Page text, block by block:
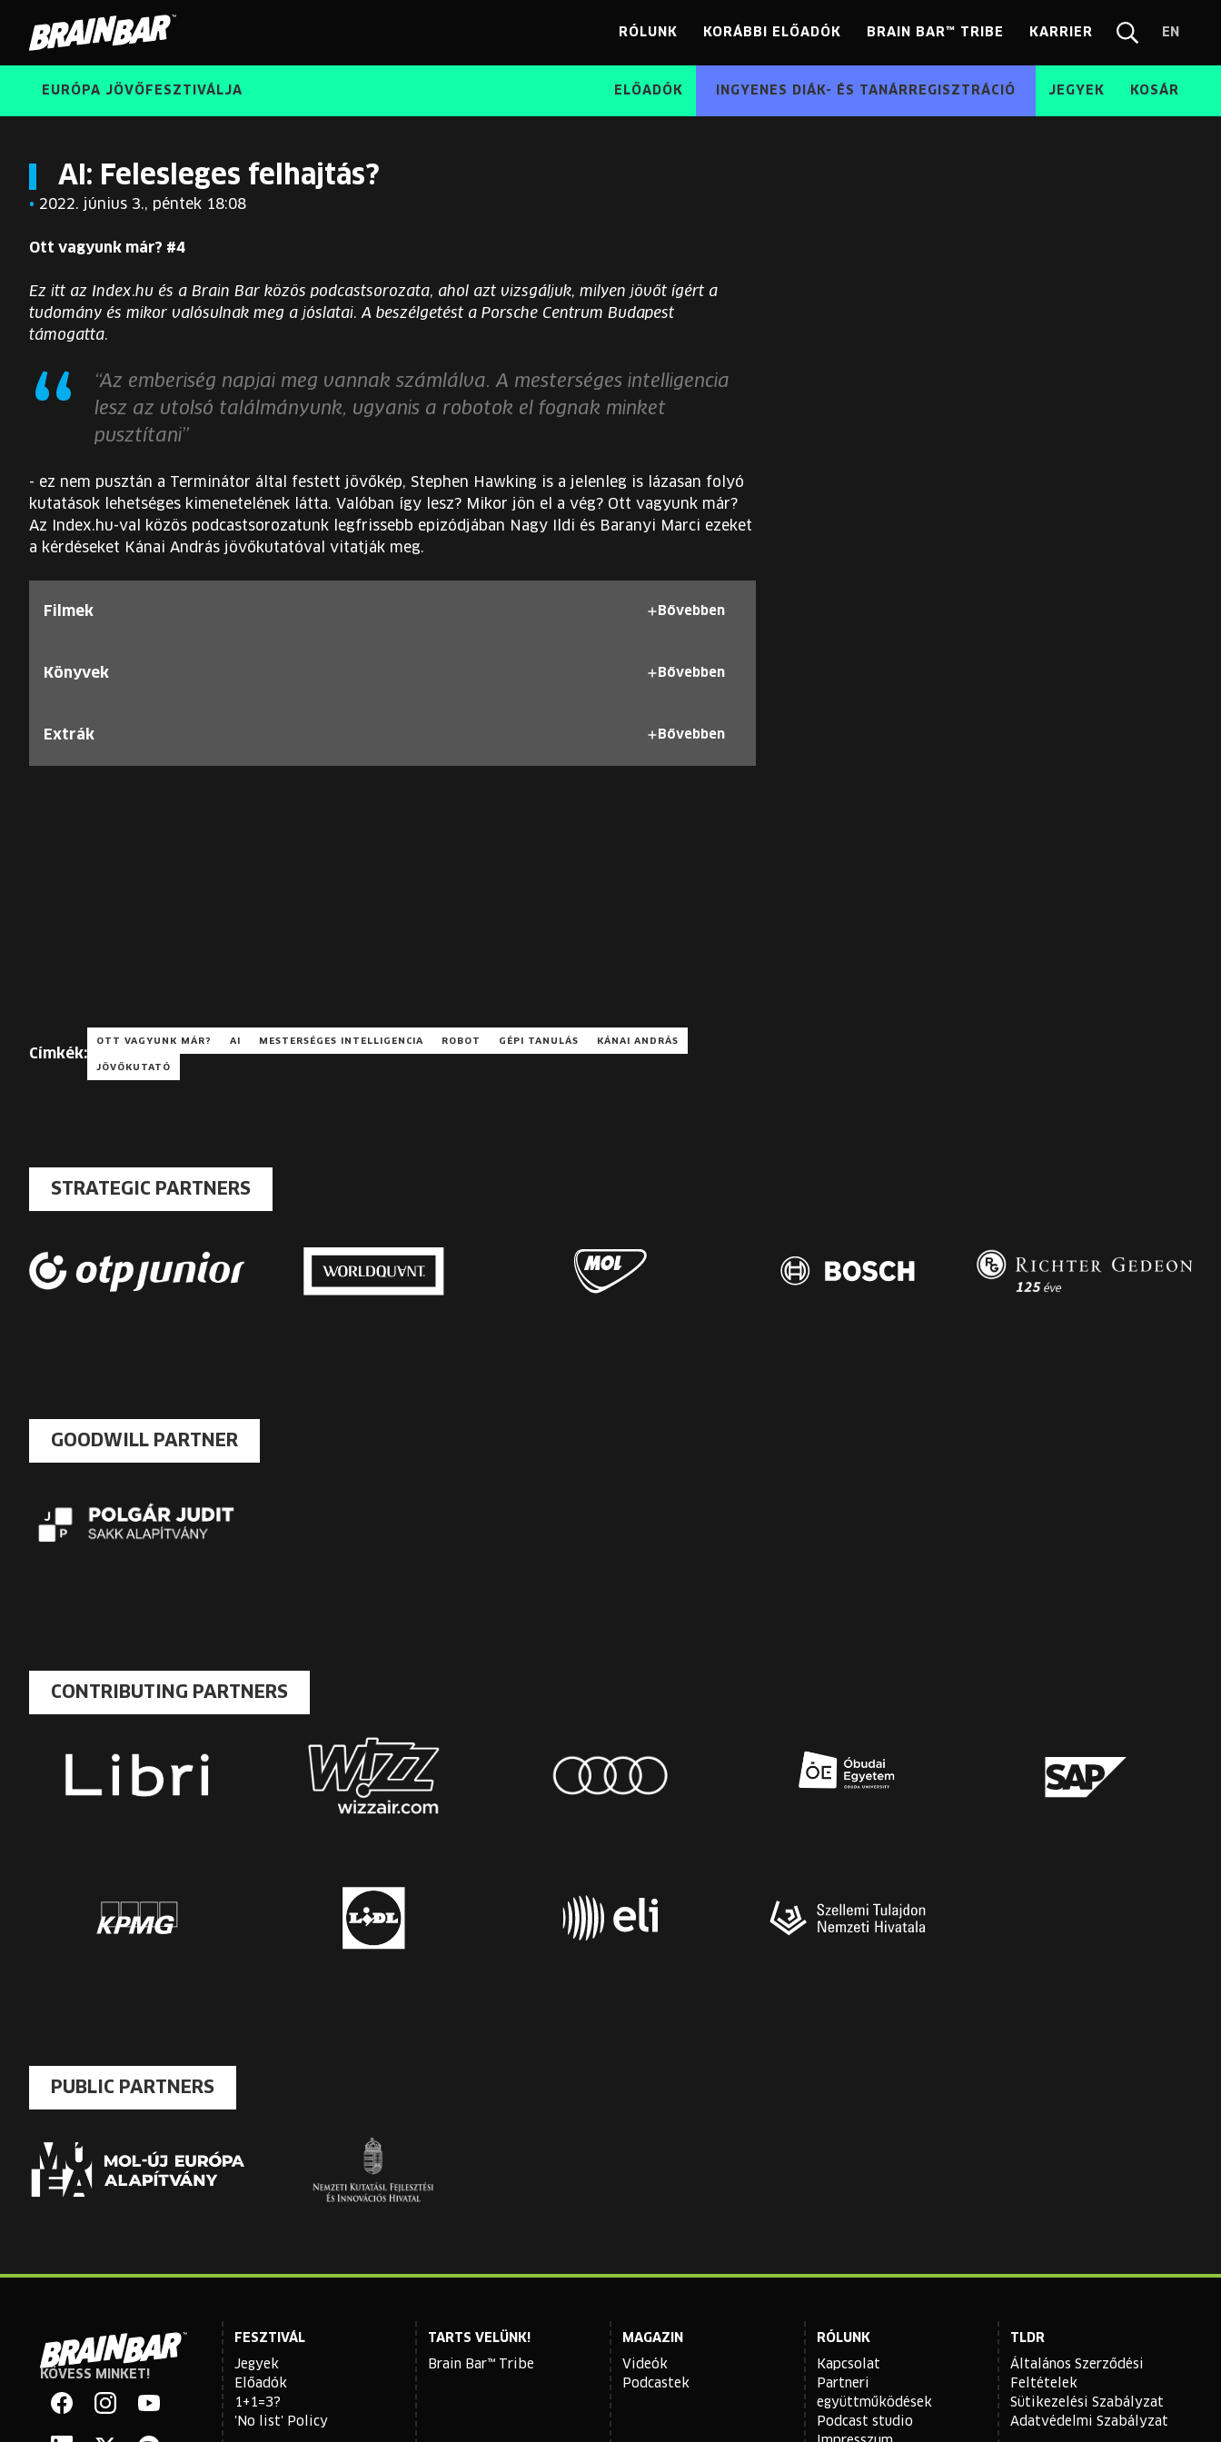
Bar
RÓLUNK KORÁBBI ELŐADÓK BRAIN BAR™ TRIBE KARRIER EN
EN
EURÓPA JÖVŐFESZTIVÁLJA ELŐADÓK INGYENES DIÁK- ÉS TANÁRREGISZTRÁCIÓ JEGYEK KOSÁR
AI: Felesleges felhajtás?
• 2022. június 3., péntek 18:08
Ott vagyunk már? #4
Ez itt az Index.hu és a Brain Bar közös podcastsorozata, ahol azt vizsgáljuk, milyen jövőt ígért a
tudomány és mikor valósulnak meg a jóslatai. A beszélgetést a Porsche Centrum Budapest
támogatta.
“Az emberiség napjai meg vannak számlálva. A mesterséges intelligencia
lesz az utolsó találmányunk, ugyanis a robotok el fognak minket
pusztítani”
- ez nem pusztán a Terminátor által festett jövőkép, Stephen Hawking is a jelenleg is lázasan folyó
kutatások lehetséges kimenetelének látta. Valóban így lesz? Mikor jön el a vég? Ott vagyunk már?
Az Index.hu-val közös podcastsorozatunk legfrissebb epizódjában Nagy Ildi és Baranyi Marci ezeket
a kérdéseket Kánai András jövőkutatóval vitatják meg.
Filmek Bővebben
Könyvek Bővebben
Extrák Bővebben
Címkék:
OTT VAGYUNK MÁR? AI MESTERSÉGES INTELLIGENCIA ROBOT GÉPI TANULÁS KÁNAI ANDRÁS
JÖVŐKUTATÓ
STRATEGIC PARTNERS
GOODWILL PARTNER
CONTRIBUTING PARTNERS
PUBLIC PARTNERS
Brain
Bar
KÖVESS MINKET!
FacebookInstagramYouTube
FESZTIVÁL
Jegyek
Előadók
1+1=3?
'No list' Policy
TARTS VELÜNK!
Brain Bar™ Tribe
MAGAZIN
Videók
Podcastek
RÓLUNK
Kapcsolat
Partneri
együttműködések
Podcast studio
TLDR
Általános Szerződési
Feltételek
Sütikezelési Szabályzat
Adatvédelmi Szabályzat